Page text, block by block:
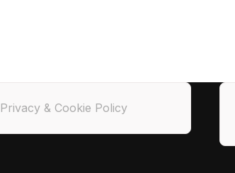
Privacy & Cookie Policy